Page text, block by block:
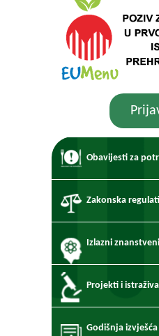
Obavijesti za
Zakonska
Izlazni
Projekti i
Godišnja